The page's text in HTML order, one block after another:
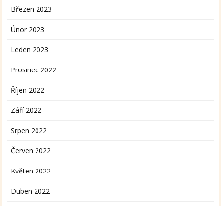
Březen 2023
Únor 2023
Leden 2023
Prosinec 2022
Říjen 2022
Září 2022
Srpen 2022
Červen 2022
Květen 2022
Duben 2022